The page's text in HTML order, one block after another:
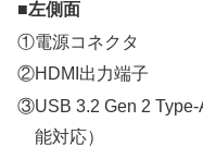
■左側面
①電源コネクタ
②HDMI出力端子
③USB 3.2 Gen 2 Type-
能対応）